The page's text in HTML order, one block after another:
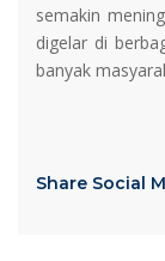
semakin
digelar di
banyak
Share Social